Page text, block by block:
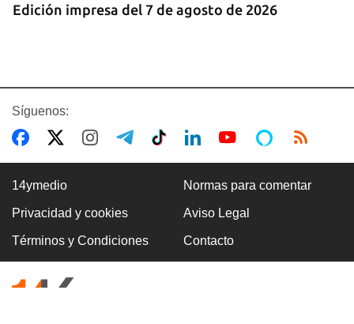
Edición impresa del 7 de agosto de 2026
DEPORTACIONES EE UU
El ICE envía a la fuerza a migrantes, entre ellos
cuatro cubanos, a la República Centroafricana
Síguenos:
14ymedio Normas para comentar
Privacidad y cookies Aviso Legal
Términos y Condiciones Contacto